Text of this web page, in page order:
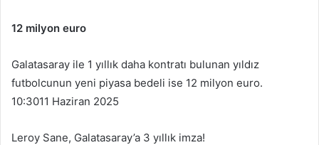
12 milyon euro
Galatasaray ile 1 yıllık daha kontratı bulunan yıldız
futbolcunun yeni piyasa bedeli ise 12 milyon euro.
10:3011 Haziran 2025
Leroy Sane, Galatasaray’a 3 yıllık imza!